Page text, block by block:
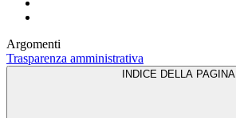
Argomenti
Trasparenza amministrativa
INDICE DELLA PAGINA